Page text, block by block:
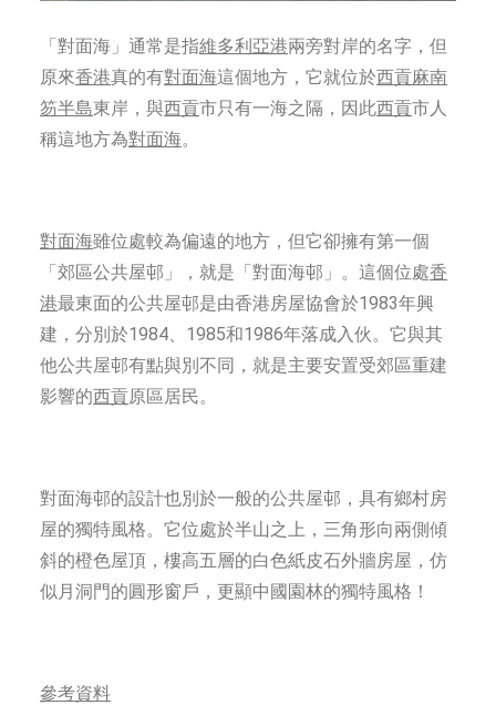
「對面海」通常是指維多利亞港兩旁對岸的名字，但
原來香港真的有對面海這個地方，它就位於西貢麻南
笏半島東岸，與西貢市只有一海之隔，因此西貢市人
稱這地方為對面海。
對面海雖位處較為偏遠的地方，但它卻擁有第一個
「郊區公共屋邨」，就是「對面海邨」。這個位處香
港最東面的公共屋邨是由香港房屋協會於1983年興
建，分別於1984、1985和1986年落成入伙。它與其
他公共屋邨有點與別不同，就是主要安置受郊區重建
影響的西貢原區居民。
對面海邨的設計也別於一般的公共屋邨，具有鄉村房
屋的獨特風格。它位處於半山之上，三角形向兩側傾
斜的橙色屋頂，樓高五層的白色紙皮石外牆房屋，仿
似月洞門的圓形窗戶，更顯中國園林的獨特風格！
參考資料